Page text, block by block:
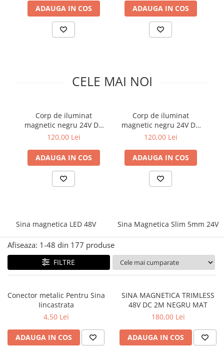
Comutatoare / Detectoare PIR
ADAUGA IN COS ADAUGA IN COS
CELE MAI NOI
Corp de iluminat
magnetic negru 24V DC
6W 4000K 429LM 180°
120,00 Lei
ADAUGA IN COS
Corp de iluminat
magnetic negru 24V DC
6W 3000K 429LM 180°
120,00 Lei
ADAUGA IN COS
Sina magnetica LED 48V Sina Magnetica Slim 5mm 24V
Afiseaza: 1-48 din 177 produse
FILTRE
Conector metalic Pentru Sina
Iincastrata
4,50 Lei
ADAUGA IN COS
SINA MAGNETICA TRIMLESS
48V DC 2M NEGRU MAT
180,00 Lei
ADAUGA IN COS